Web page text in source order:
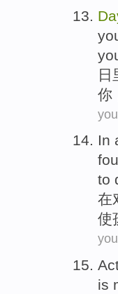
日
你
In
to
在
使
is